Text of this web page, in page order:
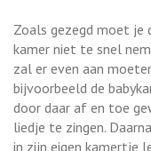
Zoals gezegd moet je
kamer niet te snel
zal er even aan
bijvoorbeeld de
door daar af en toe
liedje te zingen.
in zijn eigen kamertje